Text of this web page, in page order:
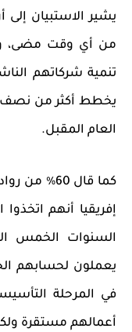
يشير الاستبيان
من أي وقت مضى،
تنمية شركاتهم
يخطط أكثر من نصف
العام المقبل.
كما قال
إفريقيا أنهم
السنوات الخمس
أعمالهم مستقرة